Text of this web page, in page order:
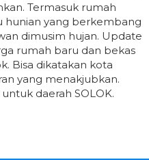
Termasuk rumah
hunian yang berkembang
dimusim hujan. Update
rumah baru dan bekas
Bisa dikatakan kota
yang menakjubkan.
daerah SOLOK.